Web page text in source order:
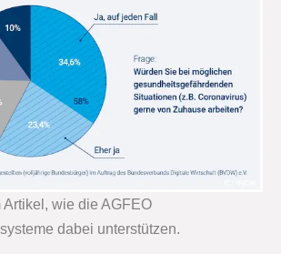
Artikel, wie die AGFEO
dabei unterstützen.